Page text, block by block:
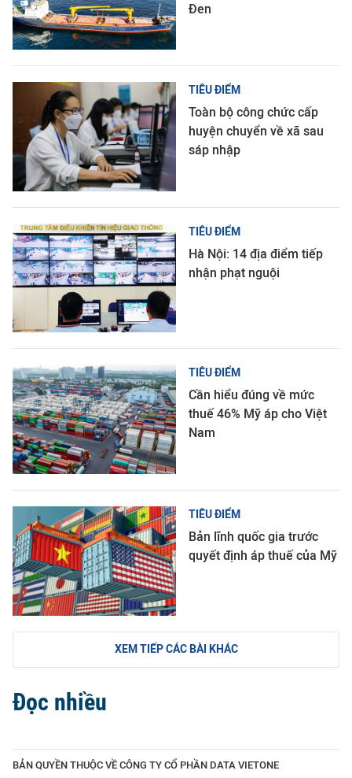
Đen
TIÊU ĐIỂM
Toàn bộ công chức cấp
huyện chuyển về xã sau
sáp nhập
TIÊU ĐIỂM
Hà Nội: 14 địa điểm tiếp
nhận phạt nguội
TIÊU ĐIỂM
Cần hiểu đúng về mức
thuế 46% Mỹ áp cho Việt
Nam
TIÊU ĐIỂM
Bản lĩnh quốc gia trước
quyết định áp thuế của Mỹ
XEM TIẾP CÁC BÀI KHÁC
Đọc nhiều
BẢN QUYỀN THUỘC VỀ CÔNG TY CỔ PHẦN DATA VIETONE